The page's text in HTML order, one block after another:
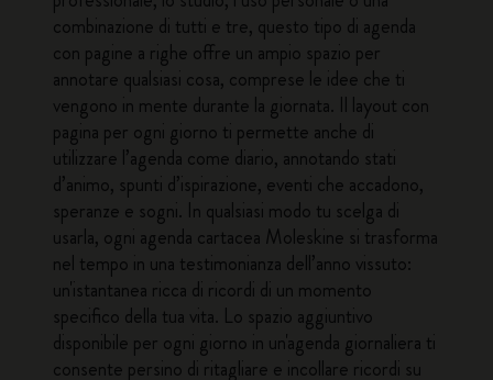
combinazione di tutti e tre, questo tipo di agenda
con pagine a righe offre un ampio spazio per
annotare qualsiasi cosa, comprese le idee che ti
vengono in mente durante la giornata. Il layout con
pagina per ogni giorno ti permette anche di
utilizzare l’agenda come diario, annotando stati
d’animo, spunti d’ispirazione, eventi che accadono,
speranze e sogni. In qualsiasi modo tu scelga di
usarla, ogni agenda cartacea Moleskine si trasforma
nel tempo in una testimonianza dell’anno vissuto:
un'istantanea ricca di ricordi di un momento
specifico della tua vita. Lo spazio aggiuntivo
disponibile per ogni giorno in un'agenda giornaliera ti
consente persino di ritagliare e incollare ricordi su